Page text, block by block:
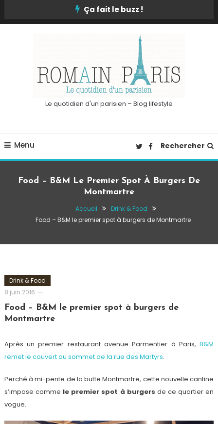
Ça fait le buzz !
Le quotidien d'un parisien – Blog lifestyle
Menu Rechercher
Food – B&M Le Premier Spot À Burgers De
Montmartre
Accueil
Drink & Food
Food – B&M le premier spot à burgers de Montmartre
Drink & Food
8 juin 2016
Romain-
Paris
Food – B&M le premier spot à burgers de
Montmartre
Après un premier restaurant avenue Parmentier à Paris,B&M
remet le couvert au sommet de la rue des Martyrs.
Perché à mi-pente de la butte Montmartre, cette nouvelle cantine
s’impose comme le premier spot à burgers de ce quartier en
vogue.